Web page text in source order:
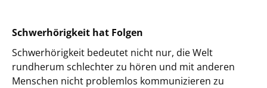
Schwerhörigkeit hat Folgen
Schwerhörigkeit bedeutet nicht nur, die Welt
rundherum schlechter zu hören und mit anderen
Menschen nicht problemlos kommunizieren zu